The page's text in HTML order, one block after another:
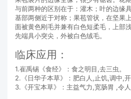
与前两种的区别在于：灌木；叶的边缘
基部两侧近于对称；果苞管状，在坚果
面被黄色刚毛并兼有白色短柔毛，上部
先端具小突尖，外被白色绒毛。
临床应用：
1.崔禹锡《食经》：食之明目,去三虫。
2.《日华子本草》：肥白人,止饥,调中,开
3.《开宝本草》：主益气力,宽肠胃 ,令人